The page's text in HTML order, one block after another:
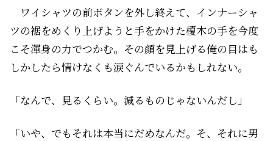
ワイシャツの前ボタンを外し終えて、インナーシャ
ツの裾をめくり上げようと手をかけた榎木の手を今度
こそ渾身の力でつかむ。その顔を見上げる俺の目はも
しかしたら情けなくも涙ぐんでいるかもしれない。
「なんで、見るくらい。減るものじゃないんだし」
「いや、でもそれは本当にだめなんだ。そ、それに男